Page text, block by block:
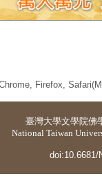
Firefox,
臺灣大學文學院佛
National Taiwan
doi:10.6681/